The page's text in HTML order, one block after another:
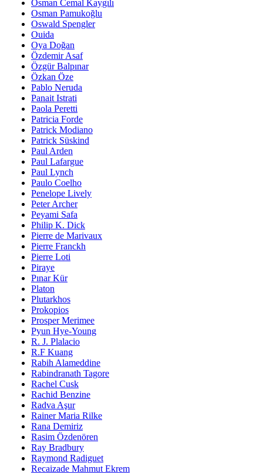
Osman Cemal Kaygılı
Osman Pamukoğlu
Oswald Spengler
Ouida
Oya Doğan
Özdemir Asaf
Özgür Balpınar
Özkan Öze
Pablo Neruda
Panait Istrati
Paola Peretti
Patricia Forde
Patrick Modiano
Patrick Süskind
Paul Arden
Paul Lafargue
Paul Lynch
Paulo Coelho
Penelope Lively
Peter Archer
Peyami Safa
Philip K. Dick
Pierre de Marivaux
Pierre Franckh
Pierre Loti
Piraye
Pınar Kür
Platon
Plutarkhos
Prokopios
Prosper Merimee
Pyun Hye-Young
R. J. Plalacio
R.F Kuang
Rabih Alameddine
Rabindranath Tagore
Rachel Cusk
Rachid Benzine
Radva Aşur
Rainer Maria Rilke
Rana Demiriz
Rasim Özdenören
Ray Bradbury
Raymond Radiguet
Recaizade Mahmut Ekrem